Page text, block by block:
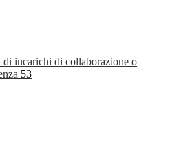
di incarichi di collaborazione o
53